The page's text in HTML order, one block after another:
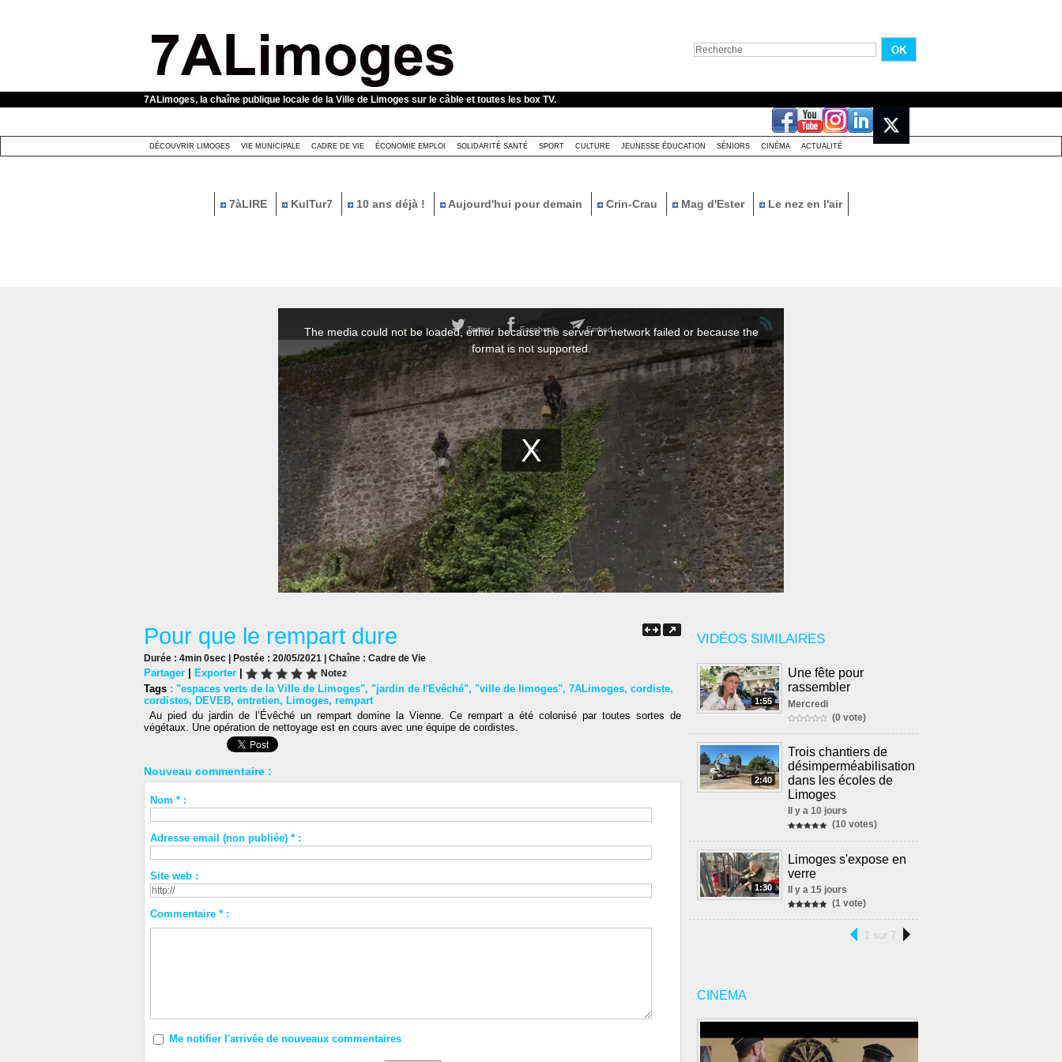
7ALimoges, la chaîne publique locale de la Ville de Limoges sur le câble et toutes les box TV.
DÉCOUVRIR LIMOGES VIE MUNICIPALE CADRE DE VIE ÉCONOMIE EMPLOI SOLIDARITÉ SANTÉ SPORT CULTURE JEUNESSE ÉDUCATION SÉNIORS CINÉMA ACTUALITÉ
7àLIRE KulTur7 10 ans déjà ! Aujourd'hui pour demain Crin-Crau Mag d'Ester Le nez en l'air
VIDÉOS SIMILAIRES
1:55
Une fête pour
rassembler
Mercredi
(0 vote)
2:40
Trois chantiers de
désimperméabilisation
dans les écoles de
Limoges
Il y a 10 jours
(10 votes)
1:30
Limoges s'expose en
verre
Il y a 15 jours
(1 vote)
1 sur 7
CINEMA
Pour que le rempart dure
Durée : 4min 0sec | Postée : 20/05/2021 | Chaîne : Cadre de Vie
Partager | Exporter | Notez
Tags : "espaces verts de la Ville de Limoges", "jardin de l'Evêché", "ville de limoges", 7ALimoges, cordiste,
cordistes, DEVEB, entretien, Limoges, rempart
Au pied du jardin de l’Évêché un rempart domine la Vienne. Ce rempart a été colonisé par toutes sortes de
végétaux. Une opération de nettoyage est en cours avec une équipe de cordistes.
Nouveau commentaire :
Nom * :
Adresse email (non publiée) * :
Site web :
Commentaire * :
Me notifier l'arrivée de nouveaux commentaires